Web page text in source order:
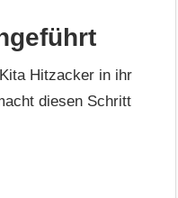
Hitzacker in ihr
diesen Schritt